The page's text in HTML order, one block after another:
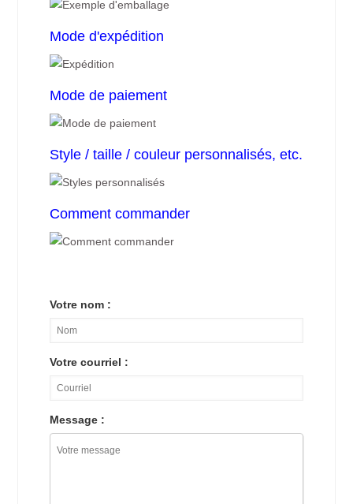
Mode d'expédition
Mode de paiement
Style / taille / couleur personnalisés, etc.
Comment commander
Votre nom :
Votre courriel :
Message :